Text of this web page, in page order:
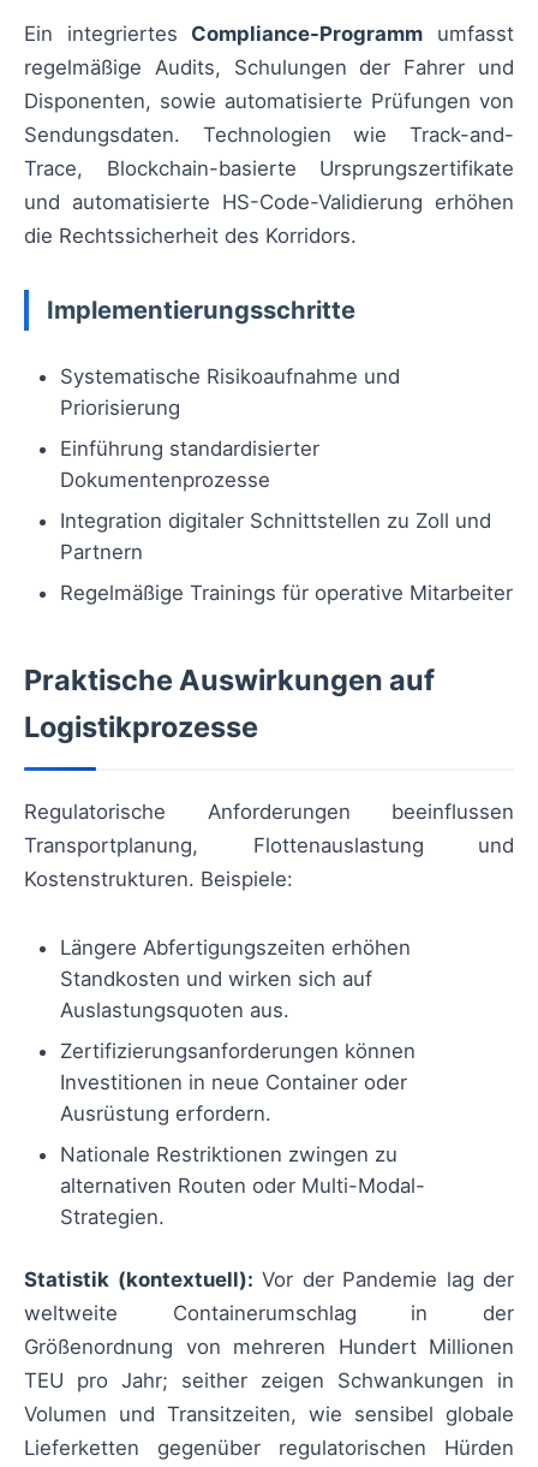
Ein integriertes Compliance-Programm umfasst
regelmäßige Audits, Schulungen der Fahrer und
Disponenten, sowie automatisierte Prüfungen von
Sendungsdaten. Technologien wie Track-and-
Trace, Blockchain-basierte Ursprungszertifikate
und automatisierte HS-Code-Validierung erhöhen
die Rechtssicherheit des Korridors.
Implementierungsschritte
Systematische Risikoaufnahme und
Priorisierung
Einführung standardisierter
Dokumentenprozesse
Integration digitaler Schnittstellen zu Zoll und
Partnern
Regelmäßige Trainings für operative Mitarbeiter
Praktische Auswirkungen auf
Logistikprozesse
Regulatorische Anforderungen beeinflussen
Transportplanung, Flottenauslastung und
Kostenstrukturen. Beispiele:
Längere Abfertigungszeiten erhöhen
Standkosten und wirken sich auf
Auslastungsquoten aus.
Zertifizierungsanforderungen können
Investitionen in neue Container oder
Ausrüstung erfordern.
Nationale Restriktionen zwingen zu
alternativen Routen oder Multi-Modal-
Strategien.
Statistik (kontextuell): Vor der Pandemie lag der
weltweite Containerumschlag in der
Größenordnung von mehreren Hundert Millionen
TEU pro Jahr; seither zeigen Schwankungen in
Volumen und Transitzeiten, wie sensibel globale
Lieferketten gegenüber regulatorischen Hürden